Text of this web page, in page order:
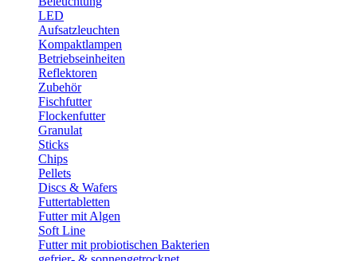
LED
Aufsatzleuchten
Kompaktlampen
Betriebseinheiten
Reflektoren
Zubehör
Fischfutter
Flockenfutter
Granulat
Sticks
Chips
Pellets
Discs & Wafers
Futtertabletten
Futter mit Algen
Soft Line
Futter mit probiotischen Bakterien